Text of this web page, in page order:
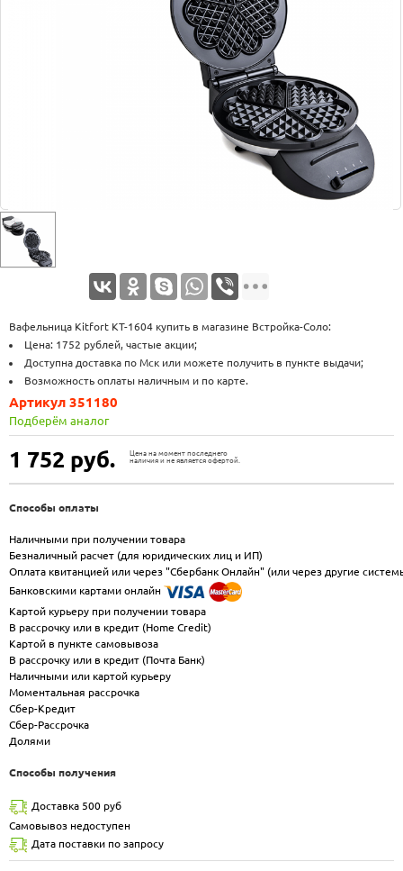
Вафельница Kitfort КТ-1604 купить в магазине Встройка-Соло:
Цена: 1752 рублей, частые акции;
Доступна доставка по Мск или можете получить в пункте выдачи;
Возможность оплаты наличным и по карте.
1 752 руб.
Цена на момент последнего
наличия и не является офертой.
Артикул 351180
Подберём аналог
Способы оплаты
Наличными при получении товара
Безналичный расчет (для юридических лиц и ИП)
Оплата квитанцией или через "Сбербанк Онлайн" (или через другие
Банковскими картами онлайн
Картой курьеру при получении товара
В рассрочку или в кредит (Home Credit)
Картой в пункте самовывоза
В рассрочку или в кредит (Почта Банк)
Наличными или картой курьеру
Моментальная рассрочка
Сбер-Кредит
Сбер-Рассрочка
Долями
Способы получения
Доставка 500 руб
Самовывоз недоступен
Дата поставки по запросу